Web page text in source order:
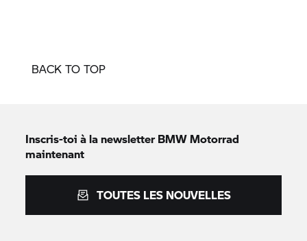
BACK TO TOP
Inscris-toi à la newsletterBMW Motorrad
maintenant
TOUTES LES NOUVELLES